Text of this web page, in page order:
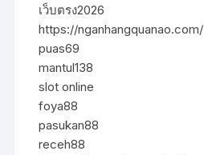
เว็บตรง2026
https://nganhangquanao.com/
puas69
mantul138
slot online
foya88
pasukan88
receh88